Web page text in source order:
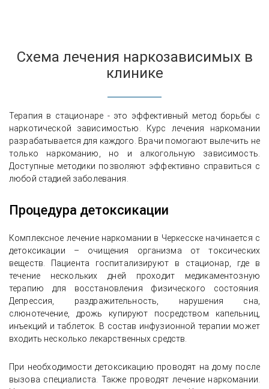
Схема лечения наркозависимых в
клинике
Терапия в стационаре - это эффективный метод борьбы с
наркотической зависимостью. Курс лечения наркомании
разрабатывается для каждого. Врачи помогают вылечить не
только наркоманию, но и алкогольную зависимость.
Доступные методики позволяют эффективно справиться с
любой стадией заболевания.
Процедура детоксикации
Комплексное лечение наркомании в Черкесске начинается с
детоксикации – очищения организма от токсических
веществ. Пациента госпитализируют в стационар, где в
течение нескольких дней проходит медикаментозную
терапию для восстановления физического состояния.
Депрессия, раздражительность, нарушения сна,
слюнотечение, дрожь купируют посредством капельниц,
инъекций и таблеток. В состав инфузионной терапии может
входить несколько лекарственных средств.
При необходимости детоксикацию проводят на дому после
вызова специалиста. Также проводят лечение наркомании.